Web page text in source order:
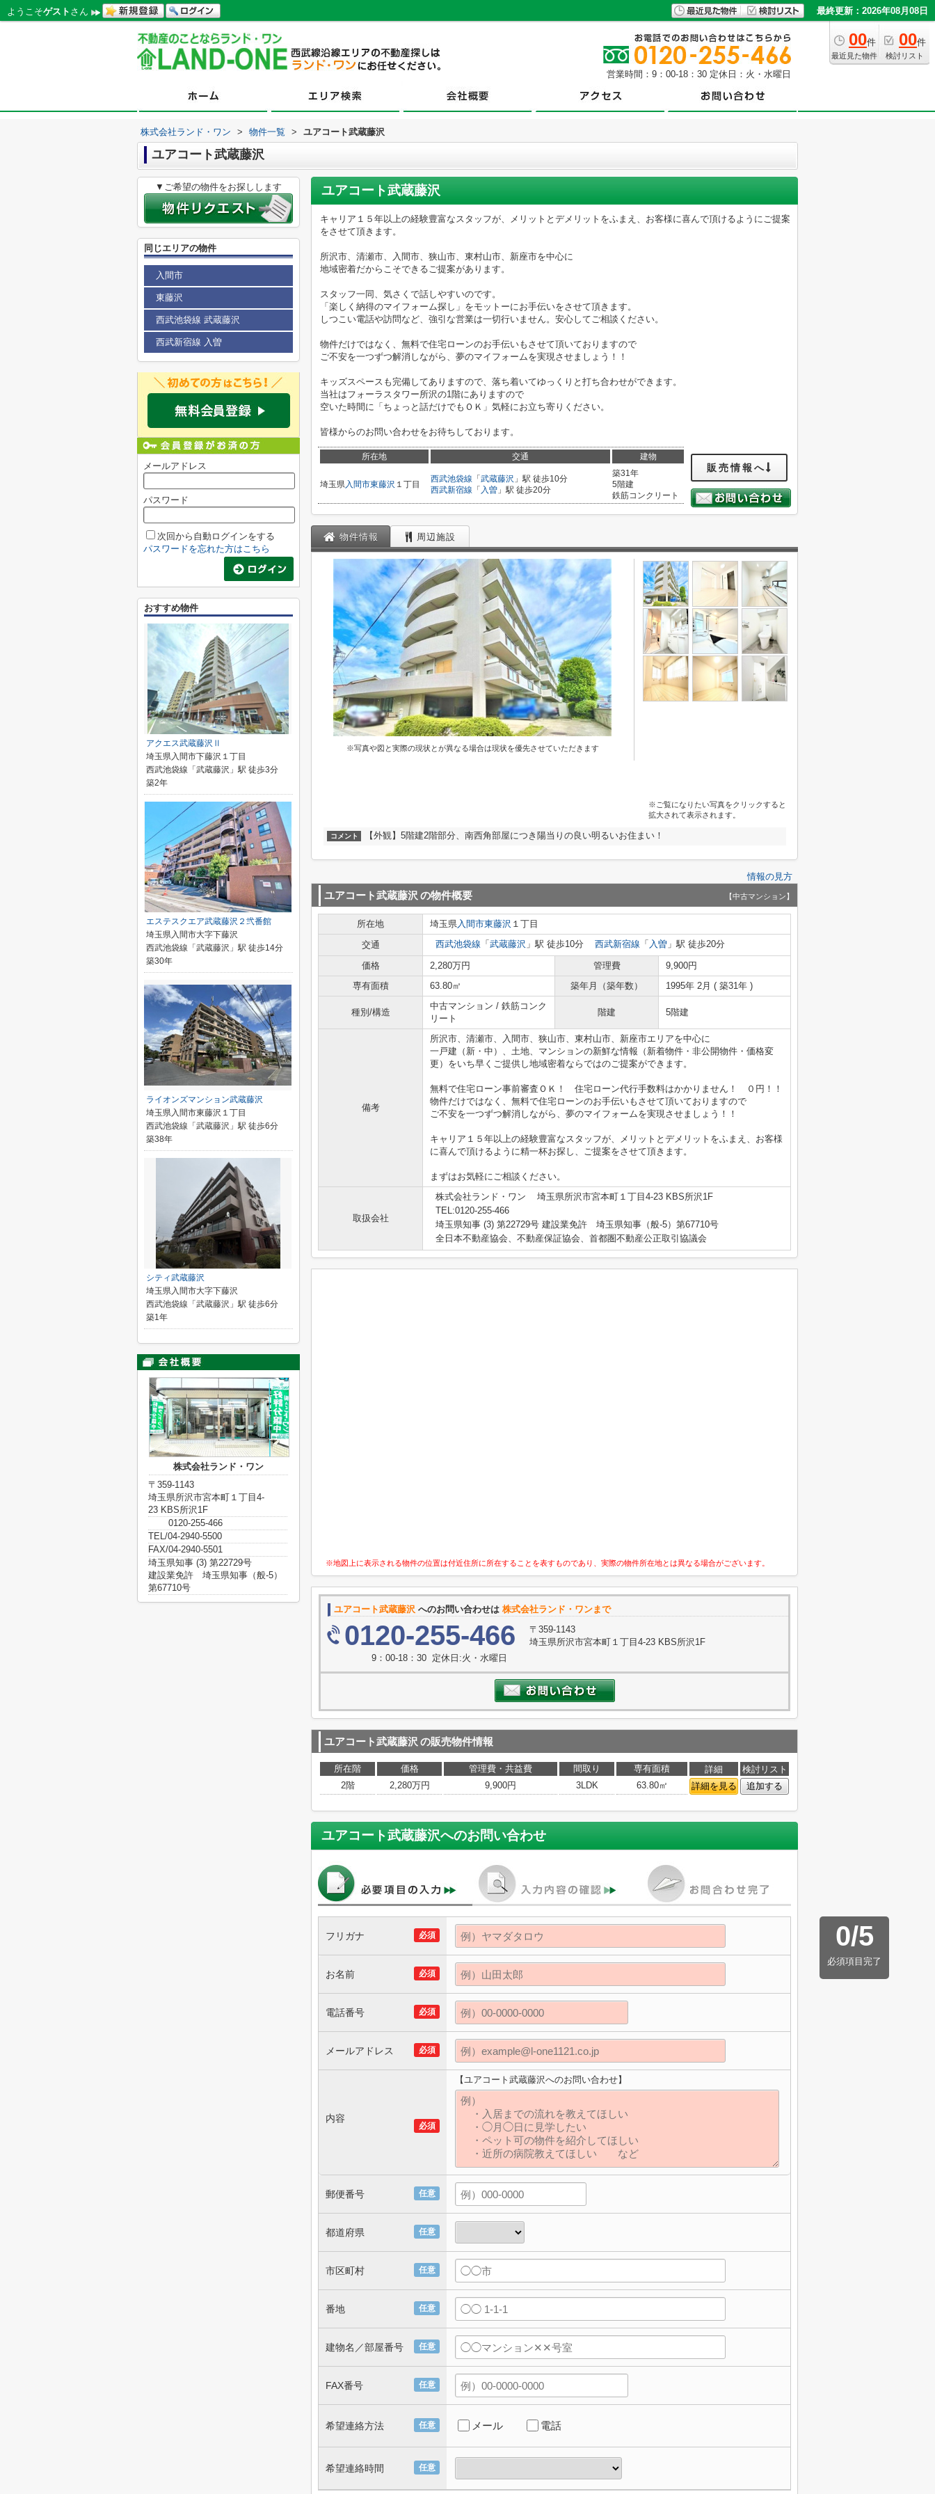
ようこそゲスト さん 最終更新：2026年08月08日
00件
最近見た物件
00件
検討リスト
営業時間：9：00-18：30 定休日：火・水曜日
株式会社ランド・ワン > 物件一覧 > ユアコート武蔵藤沢
ユアコート武蔵藤沢
ユアコート武蔵藤沢
キャリア１５年以上の経験豊富なスタッフが、メリットとデメリットをふまえ、お客様に喜んで頂けるようにご提案
をさせて頂きます。
所沢市、清瀬市、入間市、狭山市、東村山市、新座市を中心に
地域密着だからこそできるご提案があります。
スタッフ一同、気さくで話しやすいのです。
「楽しく納得のマイフォーム探し」をモットーにお手伝いをさせて頂きます。
しつこい電話や訪問など、強引な営業は一切行いません。安心してご相談ください。
物件だけではなく、無料で住宅ローンのお手伝いもさせて頂いておりますので
ご不安を一つずつ解消しながら、夢のマイフォームを実現させましょう！！
キッズスペースも完備してありますので、落ち着いてゆっくりと打ち合わせができます。
当社はフォーラスタワー所沢の1階にありますので
空いた時間に「ちょっと話だけでもＯＫ」気軽にお立ち寄りください。
皆様からのお問い合わせをお待ちしております。
所在地 交通 建物
埼玉県入間市東藤沢 １丁目
西武池袋線 「 武蔵藤沢 」駅 徒歩10分
西武新宿線 「 入曽 」駅 徒歩20分
築31年
5階建
鉄筋コンクリート
販売情報へ
物件情報 周辺施設
※写真や図と実際の現状とが異なる場合は現状を優先させていただきます
※ご覧になりたい写真をクリックすると
拡大されて表示されます。
コメント 【外観】5階建2階部分、南西角部屋につき陽当りの良い明るいお住まい！
情報の見方
ユアコート武蔵藤沢 の物件概要 【中古マンション】
所在地 埼玉県入間市東藤沢 １丁目
交通
西武池袋線 「 武蔵藤沢 」駅 徒歩10分 西武新宿線 「 入曽 」駅 徒歩20分
価格 2,280万円 管理費
9,900円
専有面積
63.80㎡ 築年月（築年数） 1995年 2月 ( 築31年 )
種別/構造
中古マンション / 鉄筋コンク
リート
階建 5階建
備考
所沢市、清瀬市、入間市、狭山市、東村山市、新座市エリアを中心に
一戸建（新・中）、土地、マンションの新鮮な情報（新着物件・非公開物件・価格変
更）をいち早くご提供し地域密着ならではのご提案ができます。
無料で住宅ローン事前審査ＯＫ！ 住宅ローン代行手数料はかかりません！ ０円！！
物件だけではなく、無料で住宅ローンのお手伝いもさせて頂いておりますので
ご不安を一つずつ解消しながら、夢のマイフォームを実現させましょう！！
キャリア１５年以上の経験豊富なスタッフが、メリットとデメリットをふまえ、お客様
に喜んで頂けるように精一杯お探し、ご提案をさせて頂きます。
まずはお気軽にご相談ください。
取扱会社
株式会社ランド・ワン
埼玉県所沢市宮本町１丁目4-23 KBS所沢1F
TEL:0120-255-466
埼玉県知事 (3) 第22729号 建設業免許 埼玉県知事（般-5）第67710号
全日本不動産協会、不動産保証協会、首都圏不動産公正取引協議会
※地図上に表示される物件の位置は付近住所に所在することを表すものであり、実際の物件所在地とは異なる場合がございます。
ユアコート武蔵藤沢 へのお問い合わせは 株式会社ランド・ワンまで
0120-255-466
〒359-1143
埼玉県所沢市宮本町１丁目4-23 KBS所沢1F
9：00-18：30 定休日:火・水曜日
ユアコート武蔵藤沢 の販売物件情報
所在階 価格 管理費・共益費 間取り 専有面積 詳細
検討リスト
2階
2,280万円 9,900円 3LDK 63.80㎡ 詳細を見る 追加する
ユアコート武蔵藤沢へのお問い合わせ
0/5
必須項目完了
必須
フリガナ
必須
お名前
必須
電話番号
必須
メールアドレス
必須
内容
【ユアコート武蔵藤沢へのお問い合わせ】
任意
郵便番号
任意
都道府県
任意
市区町村
任意
番地
任意
建物名／部屋番号
任意
FAX番号
任意
希望連絡方法 メール 電話
任意
希望連絡時間
▼ご希望の物件をお探しします
同じエリアの物件
入間市
東藤沢
西武池袋線 武蔵藤沢
西武新宿線 入曽
メールアドレス
パスワード
次回から自動ログインをする
パスワードを忘れた方はこちら
おすすめ物件
アクエス武蔵藤沢Ⅱ
埼玉県入間市下藤沢１丁目
西武池袋線「武蔵藤沢」駅 徒歩3分
築2年
エステスクエア武蔵藤沢２弐番館
埼玉県入間市大字下藤沢
西武池袋線「武蔵藤沢」駅 徒歩14分
築30年
ライオンズマンション武蔵藤沢
埼玉県入間市東藤沢１丁目
西武池袋線「武蔵藤沢」駅 徒歩6分
築38年
シティ武蔵藤沢
埼玉県入間市大字下藤沢
西武池袋線「武蔵藤沢」駅 徒歩6分
築1年
株式会社ランド・ワン
〒359-1143
埼玉県所沢市宮本町１丁目4-
23 KBS所沢1F
0120-255-466
TEL/04-2940-5500
FAX/04-2940-5501
埼玉県知事 (3) 第22729号
建設業免許 埼玉県知事（般-5）
第67710号